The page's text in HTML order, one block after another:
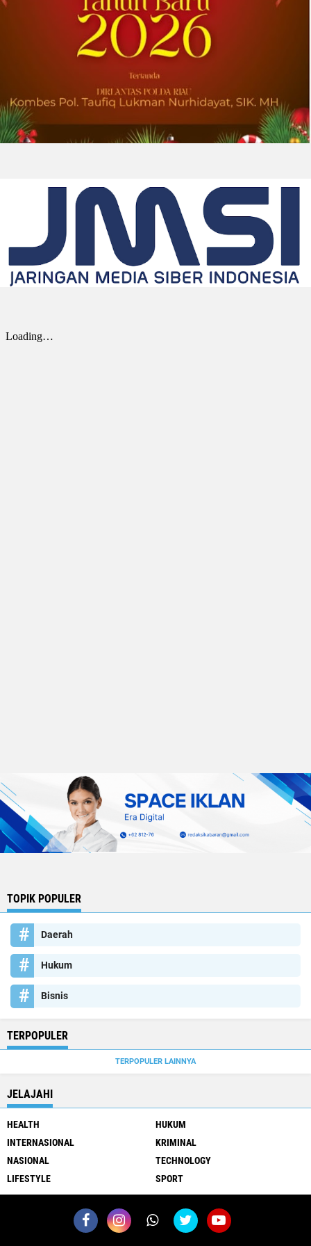
2026-08-01 00:27:35| Source:
Univar Solutions Mengapresiasi Mitra
Awards Tahunan
DOWNERS GROVE, Illinois, Aug. 01, 2026
(GLOBE NEWSWIRE) -- Univar Solutions LLC
(“Univar Solutions” atau “Perusahaan”),
penyedia solusi global terkemuka bagi
TOPIK POPULER
Daerah
Hukum
Bisnis
TERPOPULER
TERPOPULER LAINNYA
JELAJAHI
HEALTH
HUKUM
INTERNASIONAL
KRIMINAL
NASIONAL
TECHNOLOGY
LIFESTYLE
SPORT